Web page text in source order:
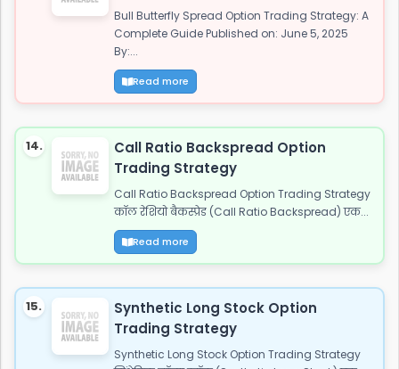
Bull Butterfly Spread Option Trading Strategy: A
Complete Guide Published on: June 5, 2025
By:...
Read more
14.
Call Ratio Backspread Option
Trading Strategy
Call Ratio Backspread Option Trading Strategy
कॉल रेशियो बैकस्प्रेड (Call Ratio Backspread) एक...
Read more
15.
Synthetic Long Stock Option
Trading Strategy
Synthetic Long Stock Option Trading Strategy